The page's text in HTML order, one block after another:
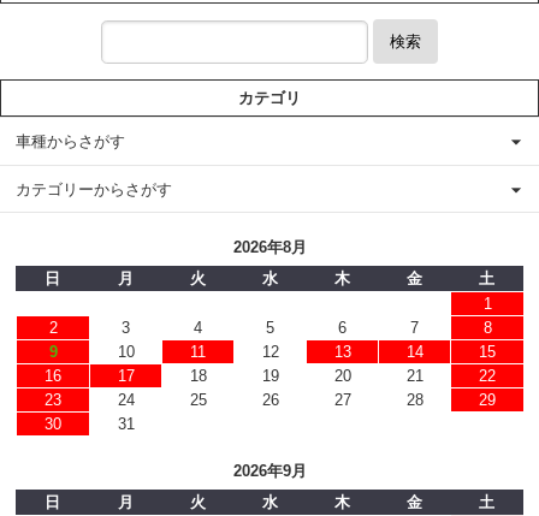
検索
カテゴリ
車種からさがす
カテゴリーからさがす
2026年8月
日
月 火 水 木 金
土
1
2
3 4 5 6 7
8
9
10 11 12 13 14
15
16
17 18 19 20 21
22
23
24 25 26 27 28
29
30
31
2026年9月
日
月 火 水 木 金
土